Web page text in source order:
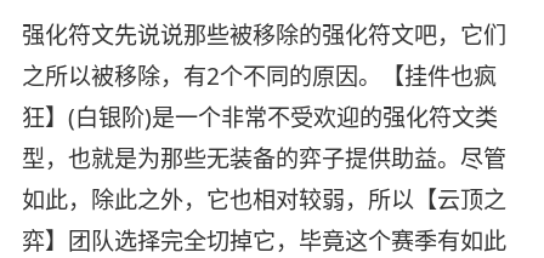
强化符文先说说那些被移除的强化符文吧，它们
之所以被移除，有2个不同的原因。【挂件也疯
狂】(白银阶)是一个非常不受欢迎的强化符文类
型，也就是为那些无装备的弈子提供助益。尽管
如此，除此之外，它也相对较弱，所以【云顶之
弈】团队选择完全切掉它，毕竟这个赛季有如此